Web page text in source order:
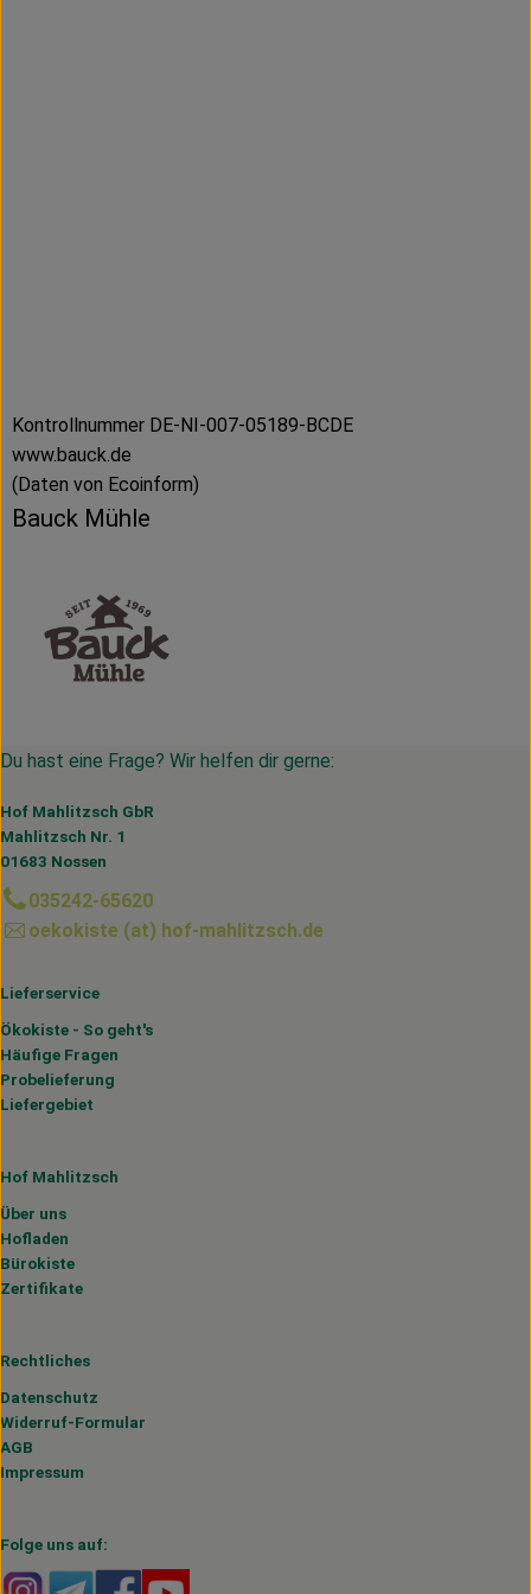
Kontrollnummer DE-NI-007-05189-BCDE
www.bauck.de
(Daten von Ecoinform)
Bauck Mühle
Du hast eine Frage? Wir helfen dir gerne:
Hof Mahlitzsch GbR
Mahlitzsch Nr. 1
01683 Nossen
035242-65620
oekokiste (at) hof-mahlitzsch.de
Lieferservice
Ökokiste - So geht's
Häufige Fragen
Probelieferung
Liefergebiet
Hof Mahlitzsch
Über uns
Hofladen
Bürokiste
Zertifikate
Rechtliches
Datenschutz
Widerruf-Formular
AGB
Impressum
Folge uns auf:
Externer Link zu https://www.instagram.com/
Externer Link zu https://t.me/s/hofmahlitzsch
Externer Link zu https://www.facebook.com/